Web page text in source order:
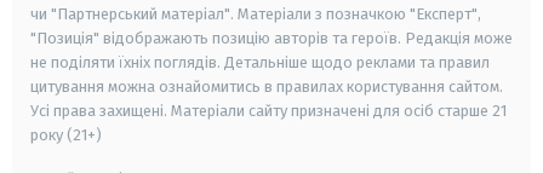
чи "Партнерський матеріал". Матеріали з позначкою "Експерт",
"Позиція" відображають позицію авторів та героїв. Редакція може
не поділяти їхніх поглядів. Детальніше щодо реклами та правил
цитування можна ознайомитись в правилах користування сайтом.
Усі права захищені. Матеріали сайту призначені для осіб старше 21
року (21+)